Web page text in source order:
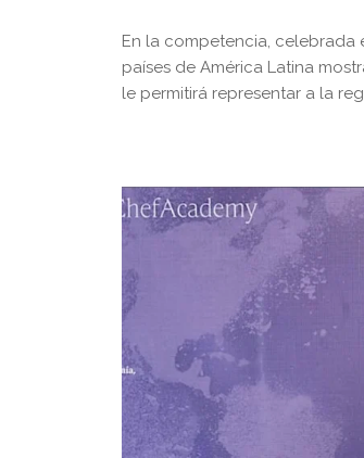
En la competencia, celebrada
países de América Latina
le permitirá representar a la